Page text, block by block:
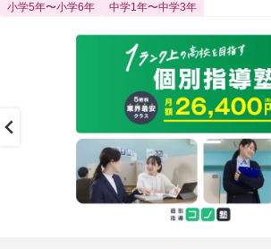
小学5年〜小学6年
中学1年〜中学3年